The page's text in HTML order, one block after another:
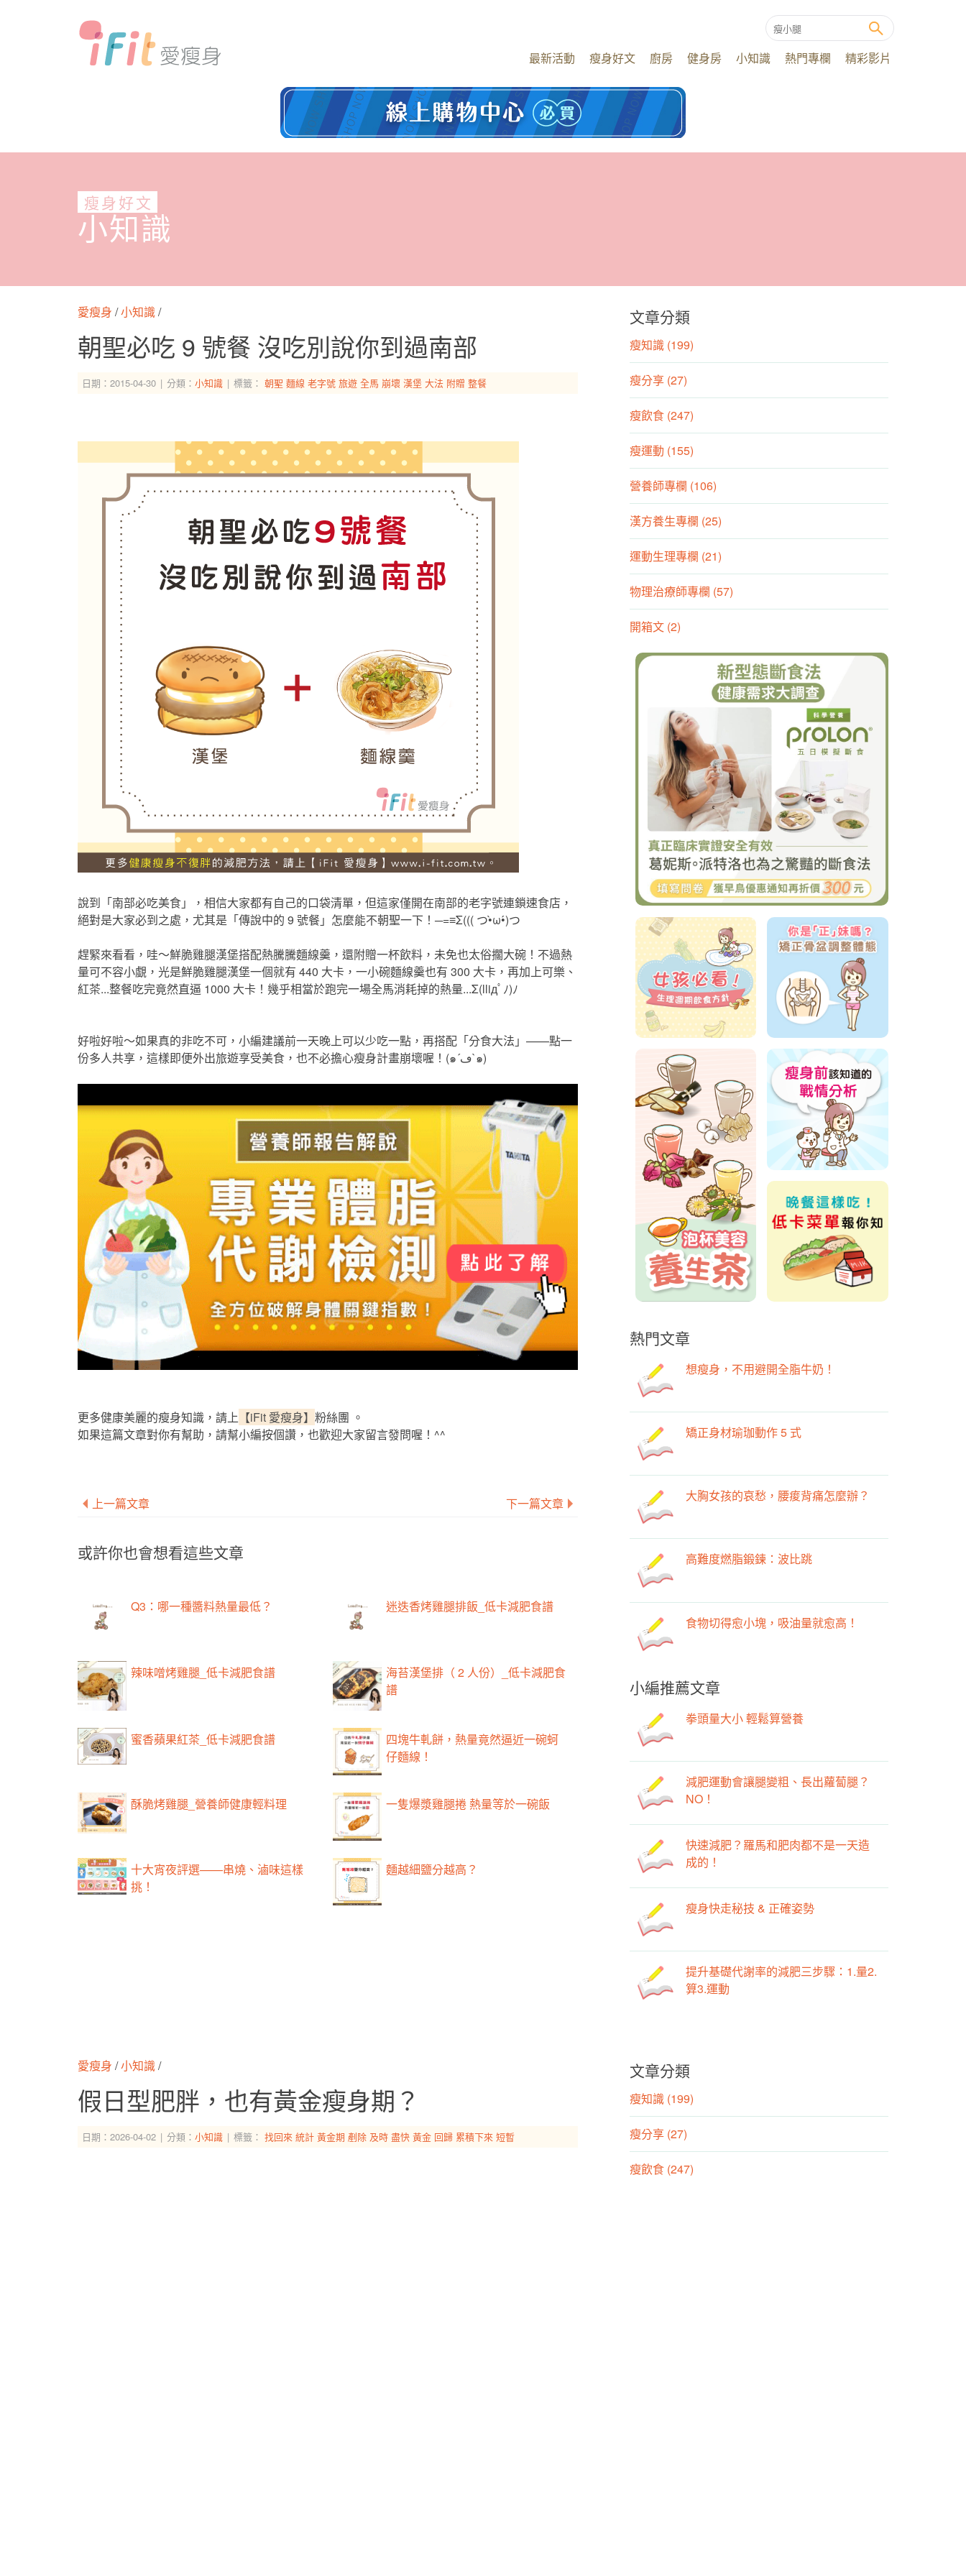
最新活動 瘦身好文 廚房 健身房 小知識 熱門專欄 精彩影片
瘦身好文
小知識
愛瘦身 /小知識/
朝聖必吃 9 號餐 沒吃別說你到過南部
日期：2015-04-30 分類： 小知識 標籤： 朝聖 麵線 老字號 旅遊 全馬 崩壞 漢堡 大法 附贈 整餐
說到「南部必吃美食」，相信大家都有自己的口袋清單，但這家僅開在南部的老字號連鎖速食店，
絕對是大家必到之處，尤其是「傳說中的 9 號餐」怎麼能不朝聖一下！─=≡Σ((( つ•̀ω•́)つ
趕緊來看看，哇～鮮脆雞腿漢堡搭配熱騰騰麵線羹，還附贈一杯飲料，未免也太俗擱大碗！不過熱
量可不容小覷，光是鮮脆雞腿漢堡一個就有 440 大卡，一小碗麵線羹也有 300 大卡，再加上可樂、
紅茶...整餐吃完竟然直逼 1000 大卡！幾乎相當於跑完一場全馬消耗掉的熱量...Σ(lliдﾟﾉ)ﾉ
好啦好啦～如果真的非吃不可，小編建議前一天晚上可以少吃一點，再搭配「分食大法」——點一
份多人共享，這樣即便外出旅遊享受美食，也不必擔心瘦身計畫崩壞喔！(๑´ڡ`๑)
更多健康美麗的瘦身知識，請上 【iFit 愛瘦身】 粉絲團 。
如果這篇文章對你有幫助，請幫小編按個讚，也歡迎大家留言發問喔！^^
上一篇文章 下一篇文章
或許你也會想看這些文章
Q3：哪一種醬料熱量最低？ 迷迭香烤雞腿排飯_低卡減肥食譜
辣味噌烤雞腿_低卡減肥食譜
海苔漢堡排（ 2 人份）_低卡減肥食
譜
蜜香蘋果紅茶_低卡減肥食譜
四塊牛軋餅，熱量竟然逼近一碗蚵
仔麵線！
酥脆烤雞腿_營養師健康輕料理 一隻爆漿雞腿捲 熱量等於一碗飯
十大宵夜評選——串燒、滷味這樣
挑！
麵越細鹽分越高？
文章分類
瘦知識 (199)
瘦分享 (27)
瘦飲食 (247)
瘦運動 (155)
營養師專欄 (106)
漢方養生專欄 (25)
運動生理專欄 (21)
物理治療師專欄 (57)
開箱文 (2)
熱門文章
想瘦身，不用避開全脂牛奶！
矯正身材瑜珈動作 5 式
大胸女孩的哀愁，腰痠背痛怎麼辦？
高難度燃脂鍛鍊：波比跳
食物切得愈小塊，吸油量就愈高！
小編推薦文章
拳頭量大小 輕鬆算營養
減肥運動會讓腿變粗、長出蘿蔔腿？
NO！
快速減肥？羅馬和肥肉都不是一天造
成的！
瘦身快走秘技 & 正確姿勢
提升基礎代謝率的減肥三步驟：1.量2.
算3.運動
愛瘦身 /小知識/
假日型肥胖，也有黃金瘦身期？
日期：2026-04-02 分類： 小知識 標籤： 找回來 統計 黃金期 剷除 及時 盡快 黃金 回歸 累積下來 短暫
文章分類
瘦知識 (199)
瘦分享 (27)
瘦飲食 (247)